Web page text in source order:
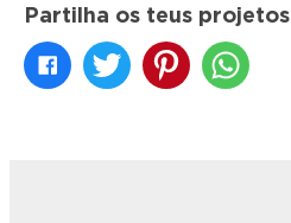
Partilha os teus projetos